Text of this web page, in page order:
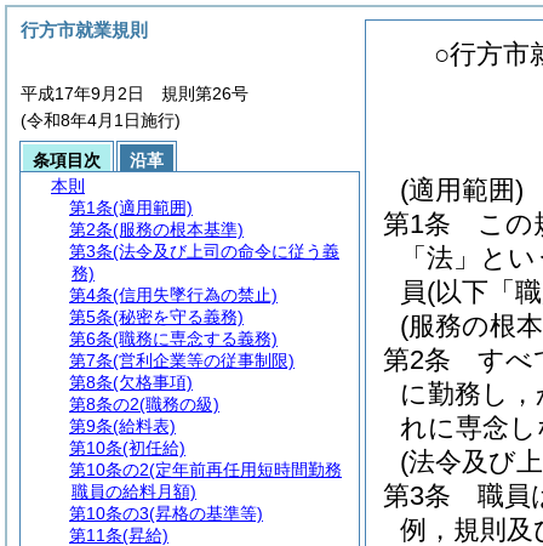
○行方市
(適用範囲)
第1条
この
「法」と
員(以下「
(服務の根
第2条
すべ
に勤務し
れに専念
(法令及び
第3条
職員
例，規則
行方市就業規則
平成17年9月2日 規則第26号
(令和8年4月1日施行)
条項目次
沿革
本則
第1条(適用範囲)
第2条(服務の根本基準)
第3条(法令及び上司の命令に従う義
務)
第4条(信用失墜行為の禁止)
第5条(秘密を守る義務)
第6条(職務に専念する義務)
第7条(営利企業等の従事制限)
第8条(欠格事項)
第8条の2(職務の級)
第9条(給料表)
第10条(初任給)
第10条の2(定年前再任用短時間勤務
職員の給料月額)
第10条の3(昇格の基準等)
第11条(昇給)